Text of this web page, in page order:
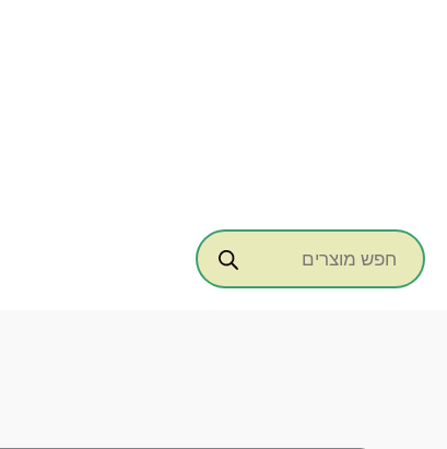
Products
search